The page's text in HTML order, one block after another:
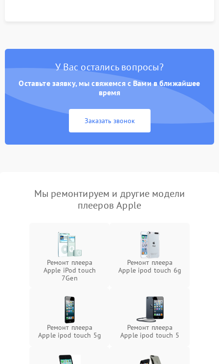
У Вас остались вопросы?
Оставьте заявку, мы свяжемся с Вами в ближайшее
время
Заказать звонок
Мы ремонтируем и другие модели
плееров Apple
Ремонт плеера
Apple iPod touch
7Gen
Ремонт плеера
Apple ipod touch 6g
Ремонт плеера
Apple ipod touch 5g
Ремонт плеера
Apple ipod touch 5